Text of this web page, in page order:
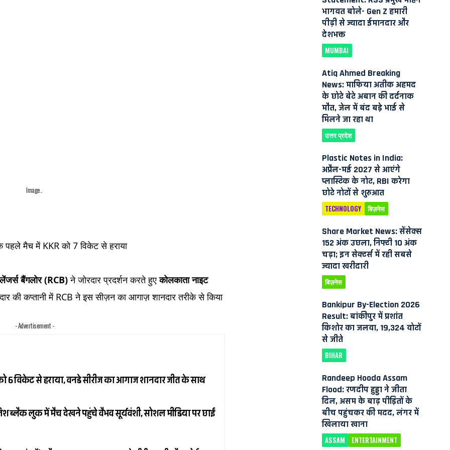
Image..
मैच में KKR को 7 विकेट से हराया
बैंगलोर (RCB)ने जोरदार प्रदर्शन करते हुएकोलकाता नाइट
की कप्तानी में RCB ने इस सीज़न का आगाज़ शानदार तरीके से किया
- Advertisement -
6 विकेट से हराया, वनडे सीरीज का आगाज शानदार जीत के साथ
ब्लैक लुक में मैच देखने पहुंचे वैभव सूर्यवंशी, सोशल मीडिया पर छाईं
भागवत बोले- Gen Z हमारी
पीढ़ी से ज्यादा ईमानदार और
देशभक्त
MUMBAI
Atiq Ahmed Breaking
News: माफिया अतीक अहमद
के छोटे बेटे अबान की दर्दनाक
मौत, जेल में बंद बड़े भाई से
मिलने जा रहा था
उत्तर प्रदेश
Plastic Notes in India:
अप्रैल-मई 2027 से आएंगे
प्लास्टिक के नोट, RBI करेगा
छोटे नोटों से शुरुआत
TECHNOLOGY बिज़नेस
Share Market News: सेंसेक्स
152 अंक उछला, निफ्टी 10 अंक
चढ़ा; इन सेक्टर्स में रही सबसे
ज्यादा खरीदारी
बिज़नेस
Bankipur By-Election 2026
Result: बांकीपुर में प्रशांत
किशोर का जलवा, 19,324 वोटों
से जीते
BIHAR
Randeep Hooda Assam
Flood: रणदीप हुड्डा ने जीता
दिल, असम के बाढ़ पीड़ितों के
बीच पहुंचकर की मदद, लंगर में
खिलाया खाना
ASSAM ENTERTAINMENT